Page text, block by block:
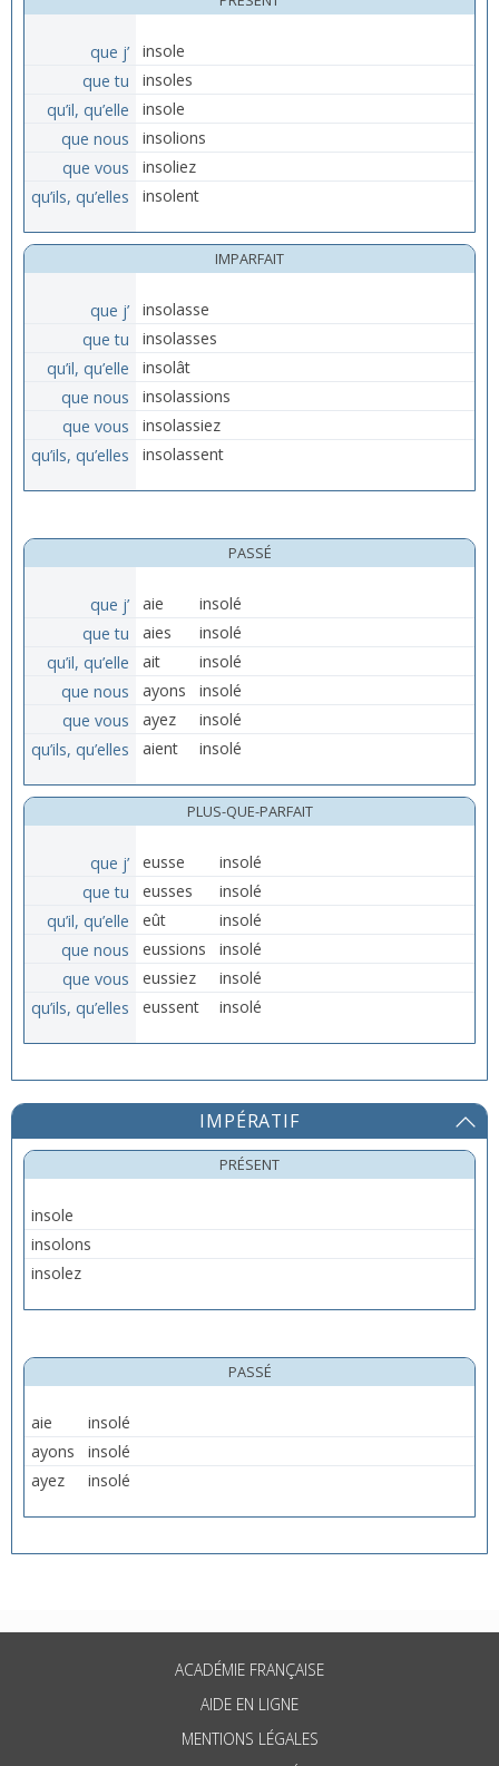
que j’
insole
que tu
insoles
qu’il, qu’elle
insole
que nous
insolions
que vous
insoliez
qu’ils, qu’elles
insolent
IMPARFAIT
que j’
insolasse
que tu
insolasses
qu’il, qu’elle
insolât
que nous
insolassions
que vous
insolassiez
qu’ils, qu’elles
insolassent
PASSÉ
que j’ aie
insolé
que tu
aies
insolé
qu’il, qu’elle
ait
insolé
que nous
ayons
insolé
que vous
ayez
insolé
qu’ils, qu’elles
aient insolé
PLUS-QUE-PARFAIT
que j’ eusse
insolé
que tu
eusses
insolé
qu’il, qu’elle
eût
insolé
que nous
eussions
insolé
que vous
eussiez
insolé
qu’ils, qu’elles
eussent insolé
IMPÉRATIF
PRÉSENT
insole
insolons
insolez
PASSÉ
aie
insolé
ayons
insolé
ayez
insolé
ACADÉMIE FRANÇAISE
AIDE EN LIGNE
MENTIONS LÉGALES